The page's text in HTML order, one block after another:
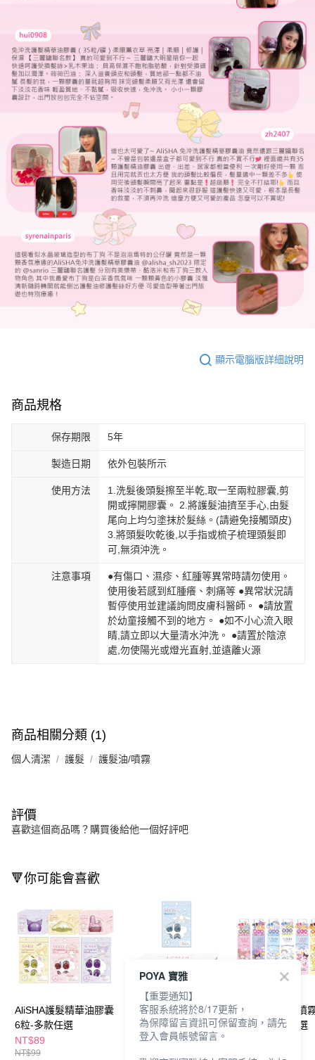
顯示電腦版詳細說明
商品規格
保存期限 5年
製造日期 依外包裝所示
使用方法
1.洗髮後頭髮擦至半乾,取一至兩粒膠囊,剪
開或擰開膠囊。 2.將護髮油擠至手心,由髮
尾向上均匀塗抹於髮絲。(請避免接觸頭皮)
3.將頭髮吹乾後,以手指或梳子梳理頭髮即
可,無須沖洗。
注意事項
●有傷口、濕疹、紅腫等異常時請勿使用。
使用後若感到紅腫癢、刺痛等 ●異常狀況請
暫停使用並建議詢問皮膚科醫師。 ●請放置
於幼童接觸不到的地方。 ●如不小心流入眼
睛,請立即以大量清水沖洗。 ●請置於陰涼
處,勿使陽光或燈光直射,並遠離火源
商品相關分類 (1)
個人清潔 護髮 護髮油/噴霧
評價
喜歡這個商品嗎？購買後給他一個好評吧
🔻你可能會喜歡
AliSHA護髮精華油膠囊
6粒-多款任選
NT$89
NT$99
AliSHA即淨卸妝油膠囊
6粒/28粒-大耳狗限定-
多款任選
NT$89
AliSHA乾洗髮噴
220ml-多款任選
POYA 寶雅
【重要通知】
客服系統將於8/17更新，
為保障留言資訊可保留查詢，請先
登入會員帳號留言。